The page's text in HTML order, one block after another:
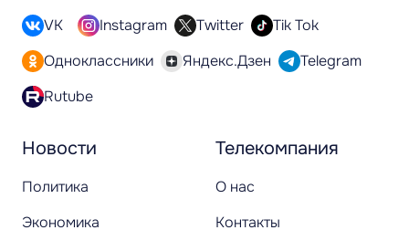
Новости
Политика
Экономика
Телекомпания
О нас
Контакты
VK Instagram Twitter
Tik Tok
Одноклассники
Яндекс.Дзен
Telegram
Rutube